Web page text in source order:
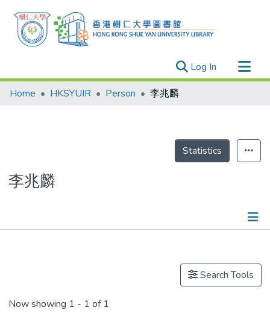
Log In (current)
Research Outputs
Theses
Home HKSYUIR Person 李兆麟
Statistics
李兆麟
Search Tools
Now showing 1 - 1 of 1